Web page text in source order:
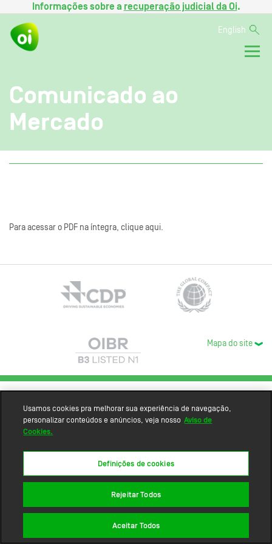
Informações sobre a recuperação judicial da Oi.
English
Comunicado ao
Mercado
Para acessar o PDF na íntegra, clique aqui.
Mapa do site
Usamos cookies pra melhorar sua experiência de navegação,
personalizar conteúdos e anúncios, veja nosso Aviso de
Cookies.
Definições de cookies
Rejeitar Todos
Aceitar Todos